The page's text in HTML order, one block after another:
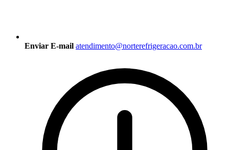
Enviar E-mail atendimento@norterefrigeracao.com.br